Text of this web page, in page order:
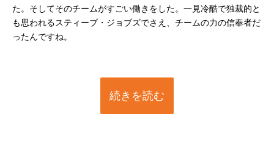
た。そしてそのチームがすごい働きをした。一見冷酷で独裁的と
も思われるスティーブ・ジョブズでさえ、チームの力の信奉者だ
ったんですね。
続きを読む